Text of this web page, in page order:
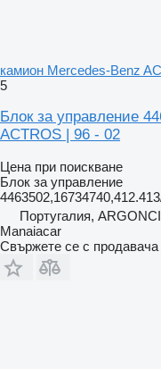
камион Mercedes-Benz
5
Блок за управление
ACTROS | 96 - 02
Цена при поискване
Блок за управление
Португалия,
Manaiacar
Свържете се с продавача